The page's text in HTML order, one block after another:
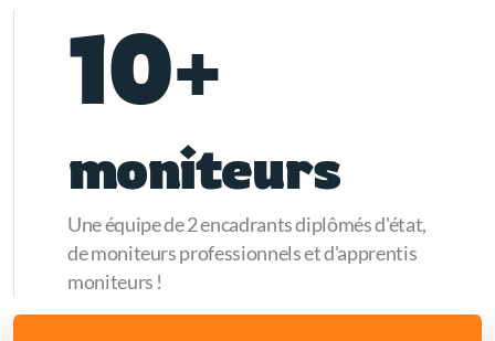
10+
moniteurs
Une équipe de 2 encadrants diplômés d'état,
de moniteurs professionnels et d'apprentis
moniteurs !